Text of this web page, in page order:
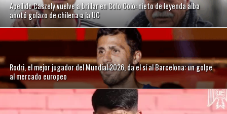
Apellido Caszely vuelve a brillar en Colo Colo: nieto de leyenda alba
anotó golazo de chilena a la UC
Rodri, el mejor jugador del Mundial 2026, da el sí al Barcelona: un golpe
al mercado europeo